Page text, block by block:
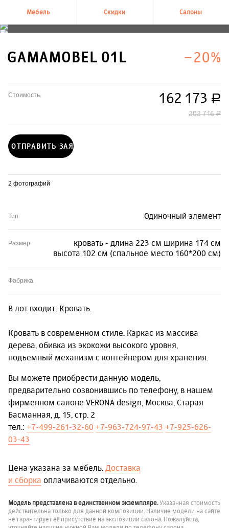
Мебель Скидки Салоны
+7 495 995-58-58
GAMAMOBEL 01L −20%
Стоимость. 162 173 руб.
202 716 руб.
ОТПРАВИТЬ ЗАЯВКУ
2 фотографий
Тип Одиночный элемент
Размер
кровать - длина 223 см ширина 174 см
высота 102 см (спальное место 160*200 см)
Фабрика
В лот входит: Кровать.
Кровать в современном стиле. Каркас из массива
дерева, обивка из экокожи высокого уровня,
подъемный механизм с контейнером для хранения.
Вы можете приобрести данную модель,
предварительно созвонившись по телефону, в нашем
фирменном салоне VERONA design, Москва, Старая
Басманная, д. 15, стр. 2
тел.: +7-499-261-32-60 +7-963-724-97-43 +7-925-626-
03-43
Цена указана за мебель. Доставка
и сборка оплачиваются отдельно.
Модель представлена в единственном экземпляре.Указанная стоимость
действительна только для данной композиции. Наличие модели на сайте
не гарантирует её присутствие на экспозиции салона. Пожалуйста,